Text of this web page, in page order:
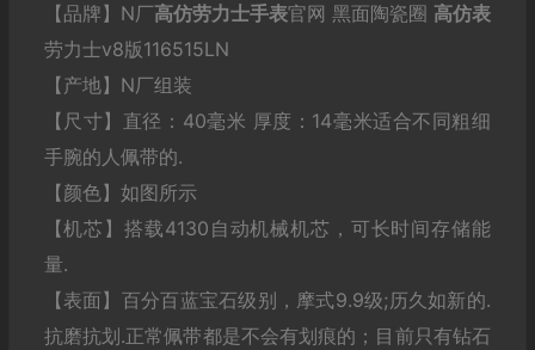
【品牌】N厂高仿劳力士手表官网 黑面陶瓷圈 高仿表
劳力士v8版116515LN
【产地】N厂组装
【尺寸】直径：40毫米 厚度：14毫米适合不同粗细
手腕的人佩带的.
【颜色】如图所示
【机芯】搭载4130自动机械机芯，可长时间存储能
量.
【表面】百分百蓝宝石级别，摩式9.9级;历久如新的.
抗磨抗划.正常佩带都是不会有划痕的；目前只有钻石